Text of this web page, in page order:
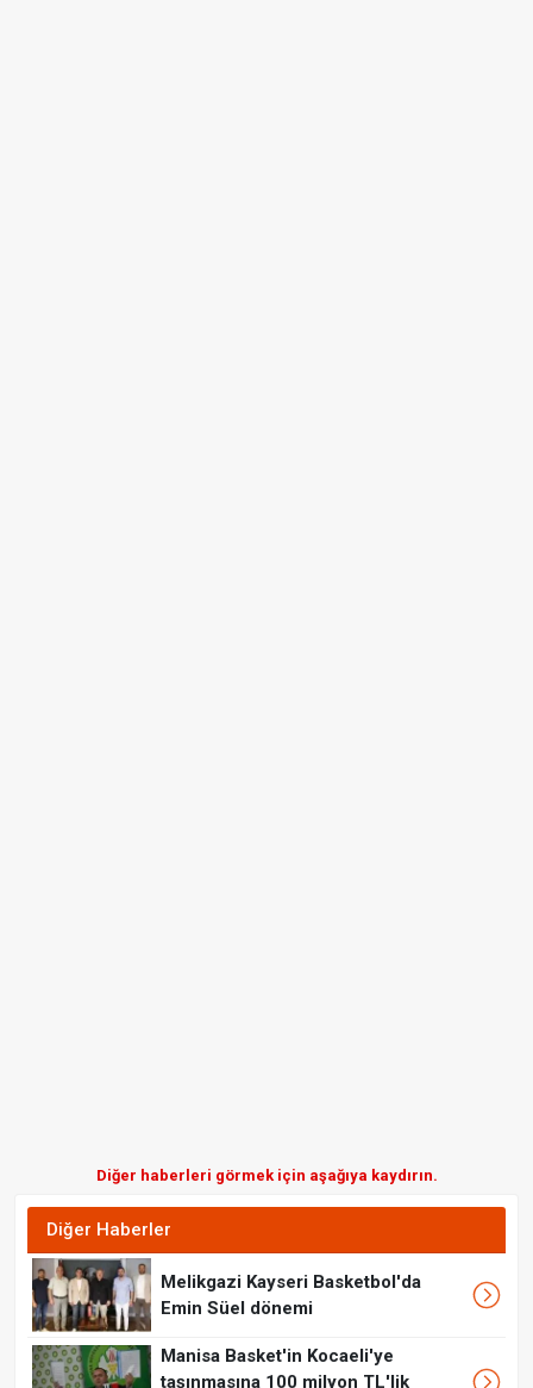
Diğer haberleri görmek için aşağıya kaydırın.
Diğer Haberler
Melikgazi Kayseri Basketbol'da
Emin Süel dönemi
Manisa Basket'in Kocaeli'ye
taşınmasına 100 milyon TL'lik